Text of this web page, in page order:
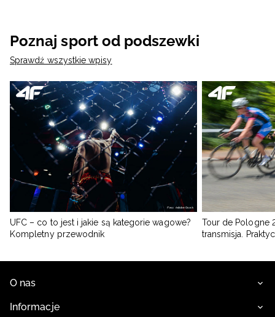
Poznaj sport od podszewki
Sprawdź wszystkie wpisy
UFC – co to jest i jakie są kategorie wagowe?
Kompletny przewodnik
Tour de Pologne
transmisja.
O nas
Informacje